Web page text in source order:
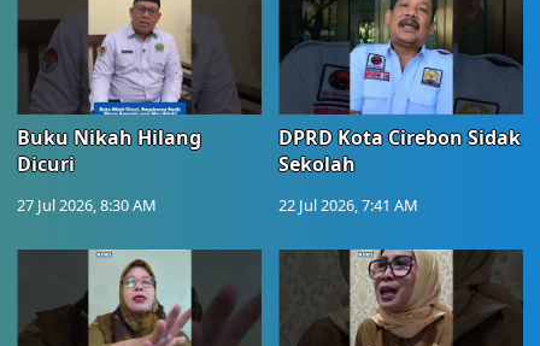
Buku Nikah Hilang
Dicuri
27 Jul 2026, 8:30 AM
DPRD Kota Cirebon Sidak
Sekolah
22 Jul 2026, 7:41 AM